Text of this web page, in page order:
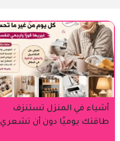
أشياء في المنزل تستنزف
طاقتك يوميًا دون أن تشعري